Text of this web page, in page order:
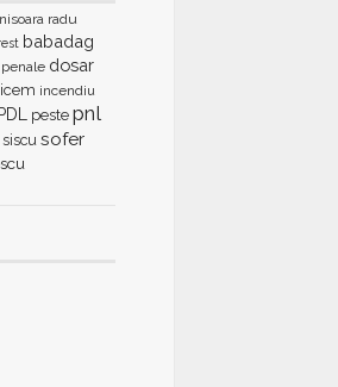
radu
babadag
dosar
icem incendiu
peste pnl
siscu sofer